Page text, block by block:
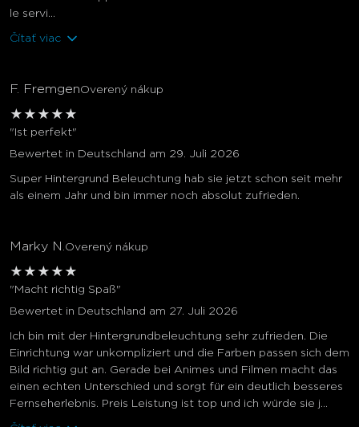
le servi...
Čítať viac
F. FremgenOverený nákup
★ ★ ★ ★ ★
"Ist perfekt"
Bewertet in Deutschland am 29. Juli 2026
Super Hintergrund Beleuchtung hab sie jetzt schon seit mehr
als einem Jahr und bin immer noch absolut zufrieden.
Marky N. Overený nákup
★ ★ ★ ★ ★
"Macht richtig Spaß"
Bewertet in Deutschland am 27. Juli 2026
Ich bin mit der Hintergrundbeleuchtung sehr zufrieden. Die
Einrichtung war unkompliziert und die Farben passen sich dem
Bild richtig gut an. Gerade bei Animes und Filmen macht das
einen echten Unterschied und sorgt für ein deutlich besseres
Fernseherlebnis. Preis Leistung ist top und ich würde sie j...